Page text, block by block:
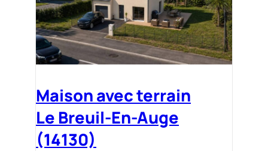
Maison avec terrain
Le Breuil-En-Auge
(14130)